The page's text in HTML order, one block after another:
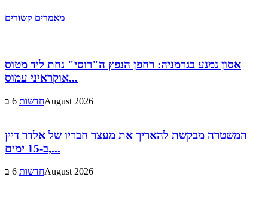
מאמרים קשורים
אסון נמנע בגרמניה: רחפן הנפץ ה"רוסי" נחת ליד מטוס
אוקראיני עמוס...
חדשות6 בAugust 2026
המשטרה מבקשת להאריך את מעצר חבריו של אלדר דיין
ב-15 ימים,...
חדשות6 בAugust 2026